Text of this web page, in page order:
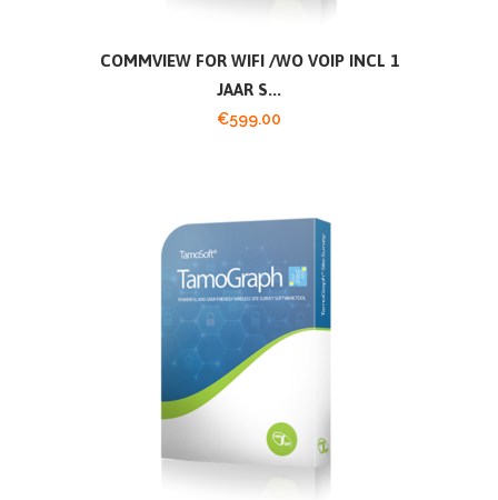
COMMVIEW FOR WIFI /WO VOIP INCL 1
JAAR S...
€599.00